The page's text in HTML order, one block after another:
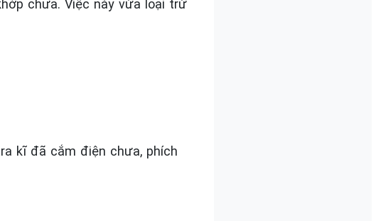
chưa. Việc này vừa loại trừ
kĩ đã cắm điện chưa, phích